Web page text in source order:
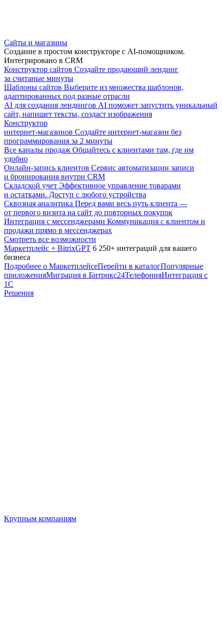
Сайты и магазины
Создание в простом конструкторе с AI-помощником.
Интегрировано в CRM
Конструктор сайтов Создайте продающий лендинг
за считаные минуты
Шаблоны сайтов Выберите из множества шаблонов,
адаптированных под разные отрасли
AI для создания лендингов AI поможет запустить уникальный
сайт, напишет тексты, создаст изображения
Конструктор
интернет-магазинов Создайте интернет-магазин без
программирования за 2 минуты
Все каналы продаж Общайтесь с клиентами там, где им
удобно
Онлайн-запись клиентов Сервис автоматизации записи
и бронирования внутри CRM
Складской учет Эффективное управление товарами
и остатками. Доступ с любого устройства
Сквозная аналитика Перед вами весь путь клиента —
от первого визита на сайт до повторных покупок
Интеграция с мессенджерами Коммуникация с клиентом и
продажи прямо в мессенджерах
Смотреть все возможности
Маркетплейс + BitrixGPT 6 250+ интеграций для вашего
бизнеса
Подробнее о МаркетплейсеПерейти в каталогПопулярные
приложенияМиграция в Битрикс24ТелефонияИнтеграция с
1С
Решения
Крупным компаниям